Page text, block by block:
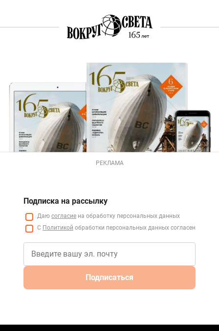
РЕКЛАМА
Подписка на рассылку
Даю согласие на обработку персональных данных
С Политикой обработки персональных данных согласен
Подписаться